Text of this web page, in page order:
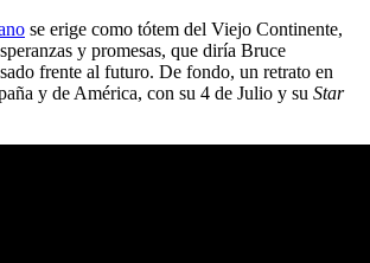
se erige como tótem del Viejo Continente,
y promesas, que diría Bruce
frente al futuro. De fondo, un retrato en
y de América, con su 4 de Julio y su Star